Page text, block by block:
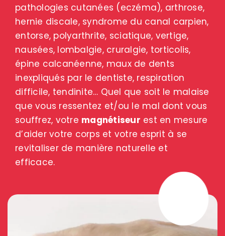
pathologies cutanées (eczéma), arthrose,
hernie discale, syndrome du canal carpien,
entorse, polyarthrite, sciatique, vertige,
nausées, lombalgie, cruralgie, torticolis,
épine calcanéenne, maux de dents
inexpliqués par le dentiste, respiration
difficile, tendinite… Quel que soit le malaise
que vous ressentez et/ou le mal dont vous
souffrez, votre magnétiseur est en mesure
d’aider votre corps et votre esprit à se
revitaliser de manière naturelle et
efficace.